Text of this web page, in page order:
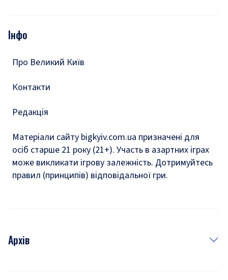
Подкасти
Тести
Інфо
Про Великий Київ
Контакти
Редакція
Матеріали сайту bigkyiv.com.ua призначені для
осіб старше 21 року (21+). Участь в азартних іграх
може викликати ігрову залежність. Дотримуйтесь
правил (принципів) відповідальної гри.
Архів